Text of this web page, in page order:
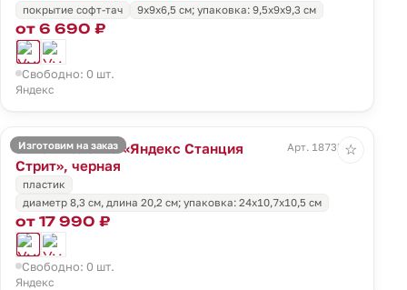
покрытие софт-тач 9x9x6,5 см; упаковка: 9,5x9x9,3 см
от 6 690 ₽
Свободно: 0 шт.
Яндекс
Изготовим на заказ
Умная колонка «Яндекс Станция
Стрит», черная
Арт. 18735.30
пластик
диаметр 8,3 см, длина 20,2 см; упаковка: 24x10,7x10,5 см
от 17 990 ₽
Свободно: 0 шт.
Яндекс
☆